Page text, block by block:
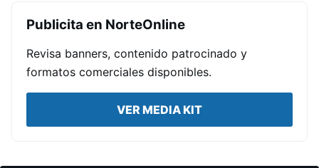
Publicita en NorteOnline
Revisa banners, contenido patrocinado y
formatos comerciales disponibles.
VER MEDIA KIT